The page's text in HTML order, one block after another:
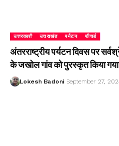
उत्तरकाशी उत्तराखंड पर्यटन फीचर्ड
अंतरराष्ट्रीय पर्यटन दिवस पर
के जखोल गांव को पुरस्कृत किया गया
Lokesh Badoni September 27,